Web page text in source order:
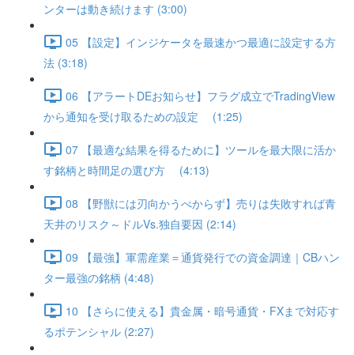
ンターは動き続けます (3:00)
05 【設定】インジケータを最速かつ最適に設定する方
法 (3:18)
06 【アラートDEお知らせ】フラグ成立でTradingView
から通知を受け取るための設定 (1:25)
07 【最適な結果を得るために】ツールを最大限に活か
す銘柄と時間足の選び方 (4:13)
08 【野獣には刃向かうべからず】売りは失敗すれば青
天井のリスク～ドルVs.独自要因 (2:14)
09 【最強】軍需産業＝通貨発行での資金調達｜CBハン
ター最強の銘柄 (4:48)
10 【さらに使える】貴金属・暗号通貨・FXまで対応す
るポテンシャル (2:27)